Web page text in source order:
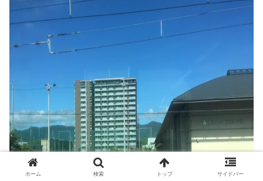
ホーム 検索 トップ サイドバー